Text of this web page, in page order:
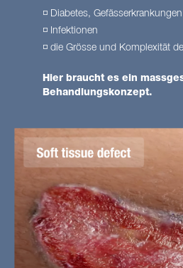
◽ Diabetes,
◽ Infektionen
◽ die Grösse und Komplexität
Hier braucht es ein
Behandlungskonzept.